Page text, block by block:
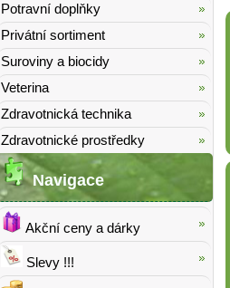
Potravní doplňky
Privátní sortiment
Suroviny a biocidy
Veterina
Zdravotnická technika
Zdravotnické prostředky
Navigace
Akční ceny a dárky
Slevy !!!